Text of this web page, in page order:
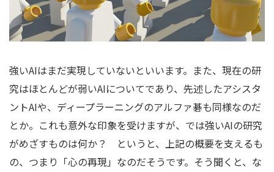
強いAIはまだ実現していないといいます。また、現在の研
究はほとんどが弱いAIについてであり、先述したアシスタ
ントAIや、ディープラーニングのアルファ碁も同様なのだ
とか。これも意外な印象を受けますが、では強いAIの研究
がめざすものは何か？ というと、上記の概要を支えるも
の、つまり「心の再現」なのだそうです。そう聞くと、な